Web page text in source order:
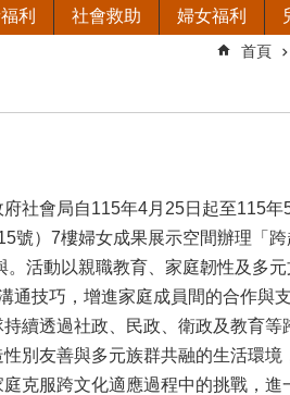
利 社會救助 婦女福利
首頁
社會局自115年4月25日起至115年
號）7樓婦女成果展示空間辦理「
活動以親職教育、家庭韌性及多
技巧，增進家庭成員間的合作與支
續透過社政、民政、衛政及教育等
別友善與多元族群共融的生活環境
克服跨文化適應過程中的挑戰，進